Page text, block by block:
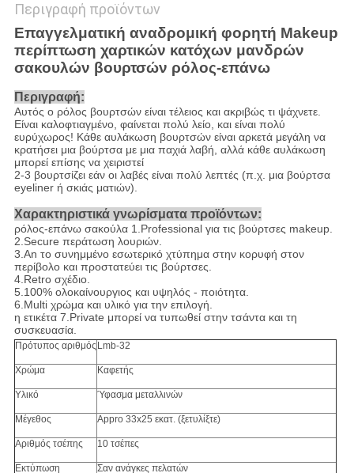
Περιγραφή προϊόντων
Επαγγελματική αναδρομική φορητή Makeup
περίπτωση χαρτικών κατόχων μανδρών
σακουλών βουρτσών ρόλος-επάνω
Περιγραφή:
Αυτός ο ρόλος βουρτσών είναι τέλειος και ακριβώς τι ψάχνετε.
Είναι καλοφτιαγμένο, φαίνεται πολύ λείο, και είναι πολύ
ευρύχωρος! Κάθε αυλάκωση βουρτσών είναι αρκετά μεγάλη να
κρατήσει μια βούρτσα με μια παχιά λαβή, αλλά κάθε αυλάκωση
μπορεί επίσης να χειριστεί
2-3 βουρτσίζει εάν οι λαβές είναι πολύ λεπτές (π.χ. μια βούρτσα
eyeliner ή σκιάς ματιών).
Χαρακτηριστικά γνωρίσματα προϊόντων:
ρόλος-επάνω σακούλα 1.Professional για τις βούρτσες makeup.
2.Secure περάτωση λουριών.
3.An το συνημμένο εσωτερικό χτύπημα στην κορυφή στον
περίβολο και προστατεύει τις βούρτσες.
4.Retro σχέδιο.
5.100% ολοκαίνουργιος και υψηλός - ποιότητα.
6.Multi χρώμα και υλικό για την επιλογή.
η ετικέτα 7.Private μπορεί να τυπωθεί στην τσάντα και τη
συσκευασία.
Πρότυπος αριθμός Lmb-32
Χρώμα Καφετής
Υλικό Ύφασμα μεταλλινών
Μέγεθος Appro 33x25 εκατ. (ξετυλίξτε)
Αριθμός τσέπης 10 τσέπες
Εκτύπωση Σαν ανάγκες πελατών